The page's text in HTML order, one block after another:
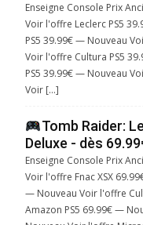
Enseigne Console Prix
Voir l'offre Leclerc PS5
PS5 39.99€ — Nouveau
Voir l'offre Cultura PS5
PS5 39.99€ — Nouveau
Voir […]
Tomb Raider:
Deluxe - dès
Enseigne Console Prix
Voir l'offre Fnac XSX
— Nouveau Voir l'offre
Amazon PS5 69.99€ —